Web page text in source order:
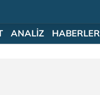
ANALİZ HABERLER